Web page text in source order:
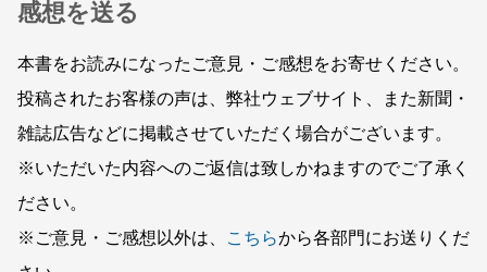
感想を送る
本書をお読みになったご意見・ご感想をお寄せください。
投稿されたお客様の声は、弊社ウェブサイト、また新聞・
雑誌広告などに掲載させていただく場合がございます。
※いただいた内容へのご返信は致しかねますのでご了承く
ださい。
※ご意見・ご感想以外は、
こちらから各部門にお送りくだ